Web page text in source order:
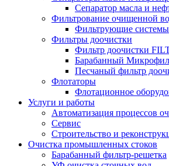
Сепаратор масла и
Фильтрование очищенной
Фильтрующие системы
Фильтры доочистки
Фильтр доочистки
Барабанный
Песчаный фильтр
Флотаторы
Флотационное
Услуги и работы
Автоматизация процессов
Сервис
Строительство и
Очистка промышленных стоков
Барабанный фильтр-решетка